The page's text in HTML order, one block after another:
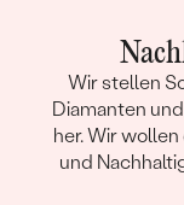
Wir stellen
Diamanten
her. Wir
und